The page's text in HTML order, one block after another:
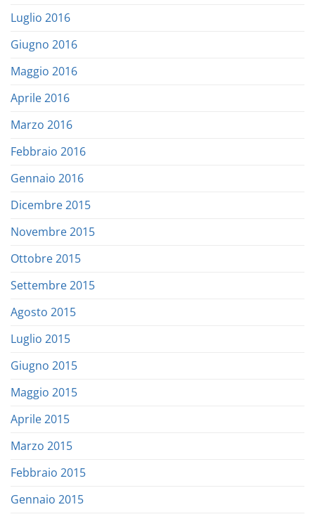
Luglio 2016
Giugno 2016
Maggio 2016
Aprile 2016
Marzo 2016
Febbraio 2016
Gennaio 2016
Dicembre 2015
Novembre 2015
Ottobre 2015
Settembre 2015
Agosto 2015
Luglio 2015
Giugno 2015
Maggio 2015
Aprile 2015
Marzo 2015
Febbraio 2015
Gennaio 2015